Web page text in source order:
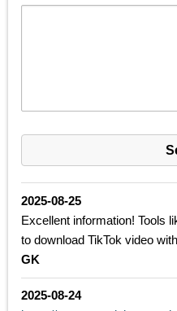
2025-08-25
Excellent information! Tools
to download TikTok video
GK
2025-08-24